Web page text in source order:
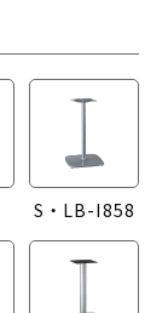
S・LB-I858